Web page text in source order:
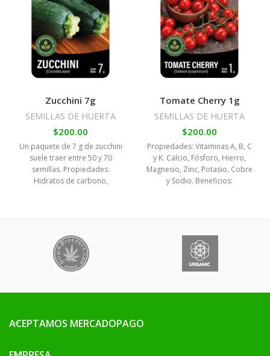
Zucchini 7g
SEMILLAS DE HUERTA
$200.00
Un paquete de 7 g de zucchini
suele traer entre 50 y 70
semillas. Propiedades:
Hidratos de carbono,
beneficia tránsito intestinal,
reduce colesterol y azúcar en
sangre. Siembra: Primavera.
Distancias: 60 cm entre plantas
Moderado. Recolección: 2-3
Tomate Cherry 1g
SEMILLAS DE HUERTA
$200.00
Propiedades: Vitaminas A, B, C
y K. Calcio, Fósforo, Hierro,
Magnesio, Zinc, Potasio, Cobre
y Sodio. Beneficios:
prevención de algunos tipos de
cáncer, entre otros. Siembra:
Primavera. Distancias: 30 cm
entre plantas y 50 cm entre
(enterrar un tutor y atarlo al
ACEPTAMOS MERCADOPAGO